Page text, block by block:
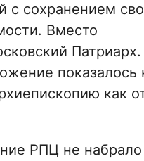
сохранением
Вместо
показалось
как
РПЦ не